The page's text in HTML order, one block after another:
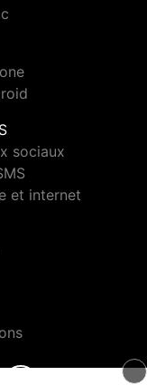
sociaux
et internet